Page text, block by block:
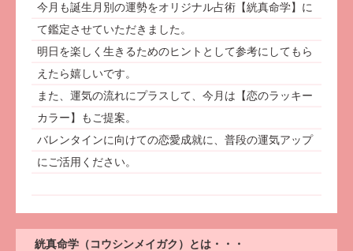
今月も誕生月別の運勢をオリジナル占術【絖真命学】に
て鑑定させていただきました。
明日を楽しく生きるためのヒントとして参考にしてもら
えたら嬉しいです。
また、運気の流れにプラスして、今月は【恋のラッキー
カラー】もご提案。
バレンタインに向けての恋愛成就に、普段の運気アップ
にご活用ください。
絖真命学（コウシンメイガク）とは・・・